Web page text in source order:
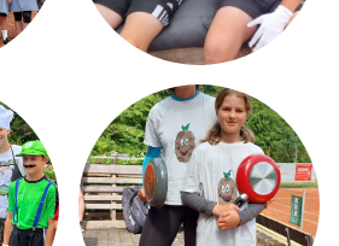
SERVICE
AKTUELLES